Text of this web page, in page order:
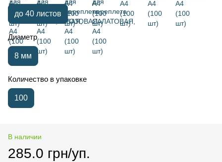
до 40 листов
Диаметр
8 мм
Количество в упаковке
100
В наличии
285.0 грн/уп.